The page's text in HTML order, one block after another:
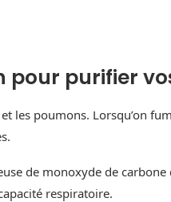
pour purifier
les poumons. Lorsqu’on
de monoxyde de
respiratoire.